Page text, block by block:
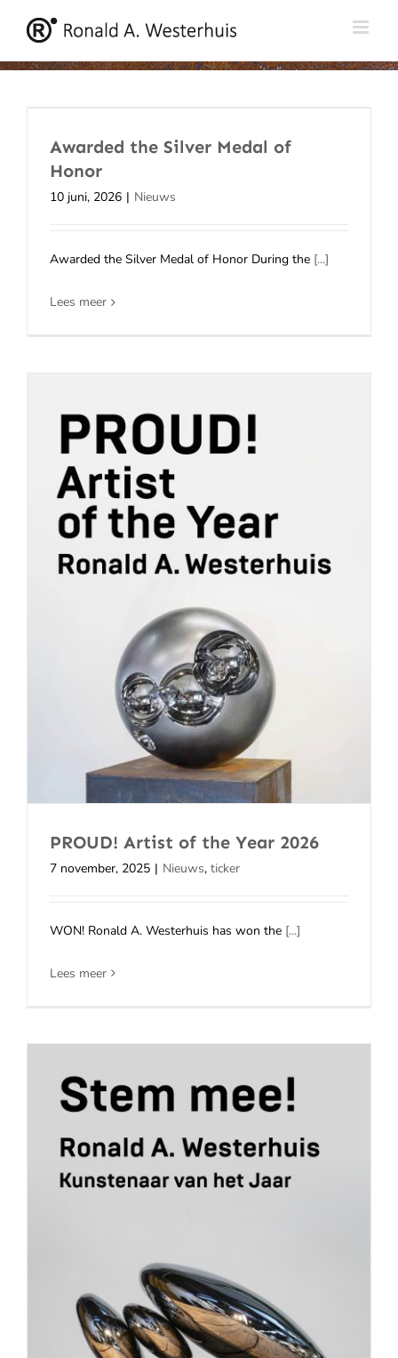
Awarded the Silver Medal of
Honor
10 juni, 2026 | Nieuws
Awarded the Silver Medal of Honor During the [...]
Lees meer
PROUD! Artist of the Year 2026
7 november, 2025 | Nieuws, ticker
WON! Ronald A. Westerhuis has won the [...]
Lees meer